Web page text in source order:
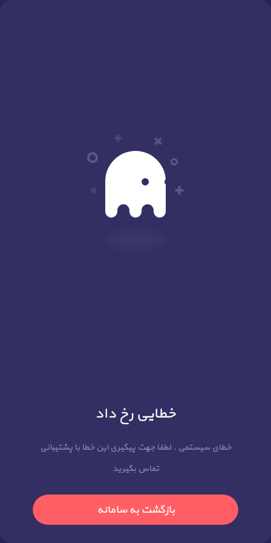
خطایی رخ داد
خطای سیستمی . لطفا جهت پیگیری این خطا با پشتیبانی
تماس بگیرید
بازگشت به سامانه